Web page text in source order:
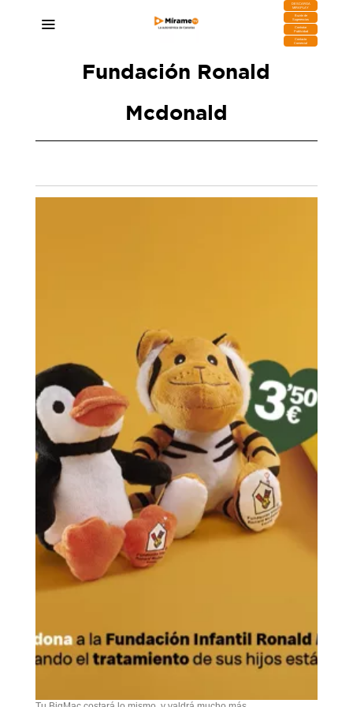
DESCARGA
MIRAPLAY
Buzón de
Sugerencias
Contratar
Publicidad
Contacto
Comercial
Fundación Ronald
Mcdonald